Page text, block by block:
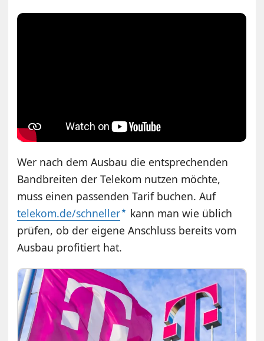
Wer nach dem Ausbau die entsprechenden
Bandbreiten der Telekom nutzen möchte,
muss einen passenden Tarif buchen. Auf
telekom.de/schneller
kann man wie üblich
prüfen, ob der eigene Anschluss bereits vom
Ausbau profitiert hat.